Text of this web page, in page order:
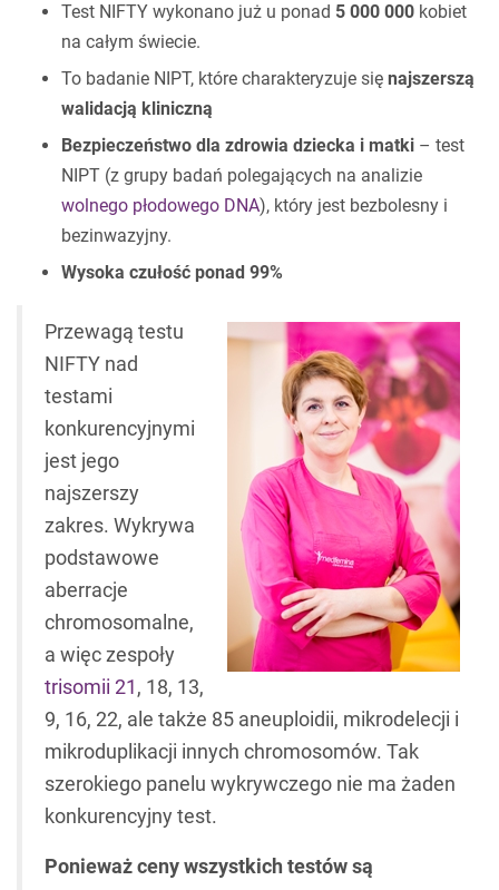
Test NIFTY wykonano już u ponad 5 000 000 kobiet
na całym świecie.
To badanie NIPT, które charakteryzuje się najszerszą
walidacją kliniczną
Bezpieczeństwo dla zdrowia dziecka i matki – test
NIPT (z grupy badań polegających na analizie
wolnego płodowego DNA), który jest bezbolesny i
bezinwazyjny.
Wysoka czułość ponad 99%
Przewagą testu
NIFTY nad
testami
konkurencyjnymi
jest jego
najszerszy
zakres. Wykrywa
podstawowe
aberracje
chromosomalne,
a więc zespoły
trisomii 21 , 18, 13,
9, 16, 22, ale także 85 aneuploidii, mikrodelecji i
mikroduplikacji innych chromosomów. Tak
szerokiego panelu wykrywczego nie ma żaden
konkurencyjny test.
Ponieważ ceny wszystkich testów są